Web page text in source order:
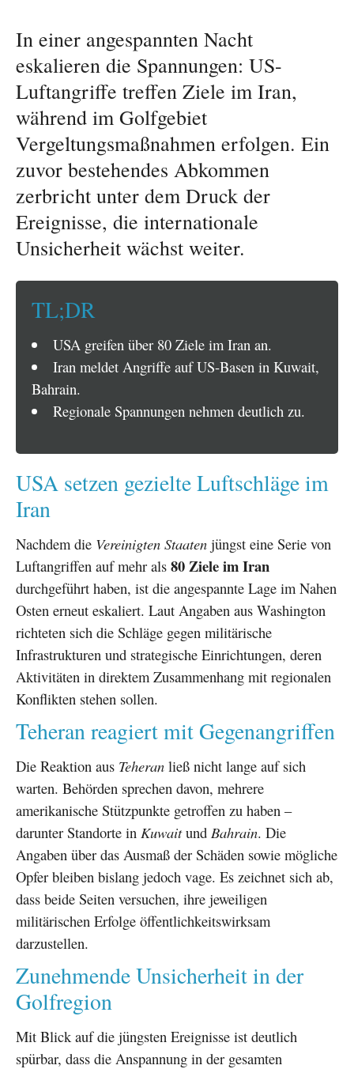
In einer angespannten Nacht
eskalieren die Spannungen: US-
Luftangriffe treffen Ziele im Iran,
während im Golfgebiet
Vergeltungsmaßnahmen erfolgen. Ein
zuvor bestehendes Abkommen
zerbricht unter dem Druck der
Ereignisse, die internationale
Unsicherheit wächst weiter.
TL;DR
USA greifen über 80 Ziele im Iran an.
Iran meldet Angriffe auf US-Basen in Kuwait,
Bahrain.
Regionale Spannungen nehmen deutlich zu.
USA setzen gezielte Luftschläge im
Iran
Nachdem die Vereinigten Staaten jüngst eine Serie von
Luftangriffen auf mehr als 80 Ziele im Iran
durchgeführt haben, ist die angespannte Lage im Nahen
Osten erneut eskaliert. Laut Angaben aus Washington
richteten sich die Schläge gegen militärische
Infrastrukturen und strategische Einrichtungen, deren
Aktivitäten in direktem Zusammenhang mit regionalen
Konflikten stehen sollen.
Teheran reagiert mit Gegenangriffen
Die Reaktion aus Teheran ließ nicht lange auf sich
warten. Behörden sprechen davon, mehrere
amerikanische Stützpunkte getroffen zu haben –
darunter Standorte in Kuwaitund Bahrain. Die
Angaben über das Ausmaß der Schäden sowie mögliche
Opfer bleiben bislang jedoch vage. Es zeichnet sich ab,
dass beide Seiten versuchen, ihre jeweiligen
militärischen Erfolge öffentlichkeitswirksam
darzustellen.
Zunehmende Unsicherheit in der
Golfregion
Mit Blick auf die jüngsten Ereignisse ist deutlich
spürbar, dass die Anspannung in der gesamten